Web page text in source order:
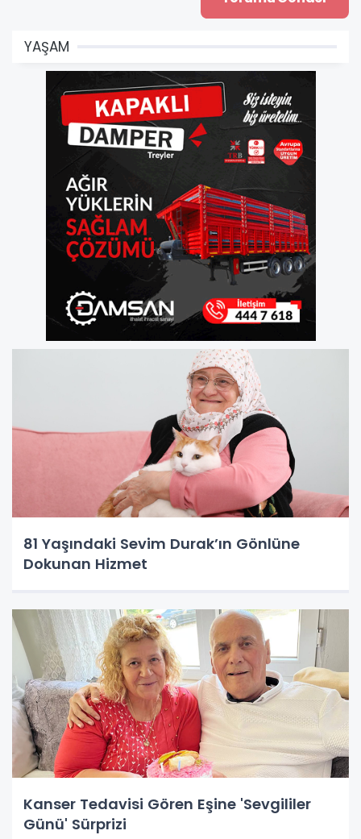
YAŞAM
81 Yaşındaki Sevim Durak’ın Gönlüne
Dokunan Hizmet
Kanser Tedavisi Gören Eşine 'Sevgililer
Günü' Sürprizi